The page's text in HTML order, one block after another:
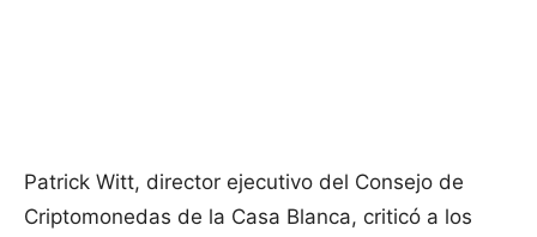
Patrick Witt, director ejecutivo del Consejo de
Criptomonedas de la Casa Blanca, criticó a los